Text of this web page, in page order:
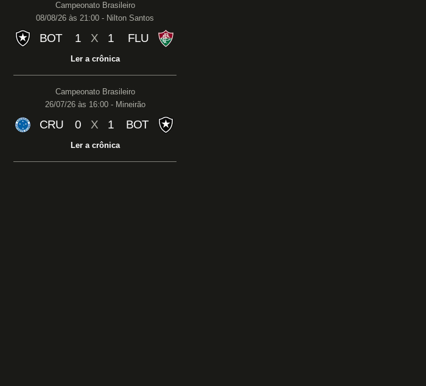
Campeonato Brasileiro
08/08/26 às 21:00 - Nilton Santos
BOT 1 X 1 FLU
Ler a crônica
Campeonato Brasileiro
26/07/26 às 16:00 - Mineirão
CRU 0 X 1 BOT
Ler a crônica